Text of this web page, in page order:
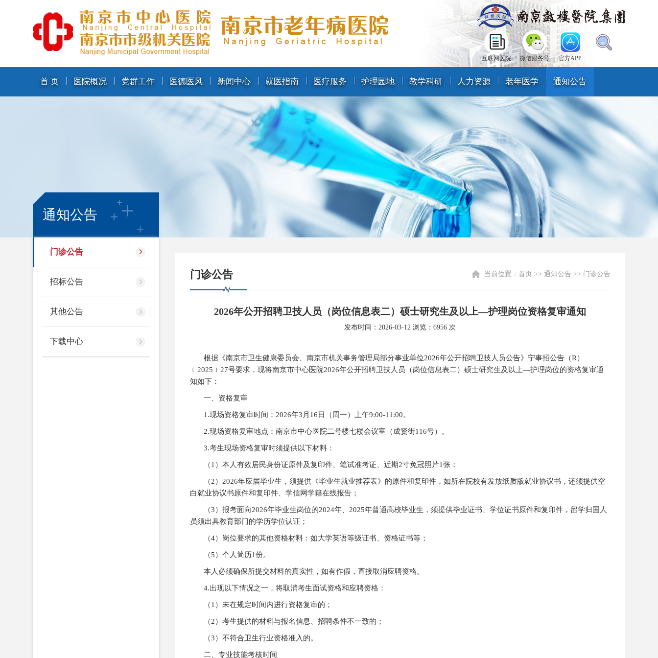
互联网医院 微信服务号 官方APP
首 页 医院概况 党群工作 医德医风 新闻中心 就医指南 医疗服务 护理园地 教学科研 人力资源 老年医学 通知公告
通知公告
门诊公告
招标公告
其他公告
下载中心
门诊公告 当前位置： 首页>> 通知公告 >> 门诊公告
2026年公开招聘卫技人员（岗位信息表二）硕士研究生及以上—护理岗位资格复审通知
发布时间：2026-03-12 浏览：6956 次
根据《南京市卫生健康委员会、南京市机关事务管理局部分事业单位2026年公开招聘卫技人员公告》宁事招公告（R）
﹝ 2025 ﹞ 27号要求，现将南京市中心医院2026年公开招聘卫技人员（岗位信息表二）硕士研究生及以上—护理岗位的资格复审通
知如下：
一、资格复审
1.现场资格复审时间：2026年3月16日（周一）上午9:00-11:00。
2.现场资格复审地点：南京市中心医院二号楼七楼会议室（成贤街116号）。
3.考生现场资格复审时须提供以下材料：
（1）本人有效居民身份证原件及复印件、笔试准考证、近期2寸免冠照片1张；
（2）2026年应届毕业生，须提供《毕业生就业推荐表》的原件和复印件，如所在院校有发放纸质版就业协议书，还须提供空
白就业协议书原件和复印件、学信网学籍在线报告；
（3）报考面向2026年毕业生岗位的2024年、2025年普通高校毕业生，须提供毕业证书、学位证书原件和复印件，留学归国人
员须出具教育部门的学历学位认证；
（4）岗位要求的其他资格材料：如大学英语等级证书、资格证书等；
（5）个人简历1份。
本人必须确保所提交材料的真实性，如有作假，直接取消应聘资格。
4.出现以下情况之一，将取消考生面试资格和应聘资格：
（1）未在规定时间内进行资格复审的；
（2）考生提供的材料与报名信息、招聘条件不一致的；
（3）不符合卫生行业资格准入的。
二、专业技能考核时间